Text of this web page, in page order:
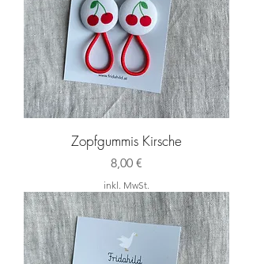
Zopfgummis Kirsche
Preis
8,00 €
inkl. MwSt.